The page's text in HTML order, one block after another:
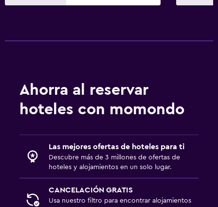
Ahorra al reservar
hoteles con momondo
Las mejores ofertas de hoteles para ti
Descubre más de 3 millones de ofertas de
hoteles y alojamientos en un solo lugar.
CANCELACIÓN GRATIS
Usa nuestro filtro para encontrar alojamientos